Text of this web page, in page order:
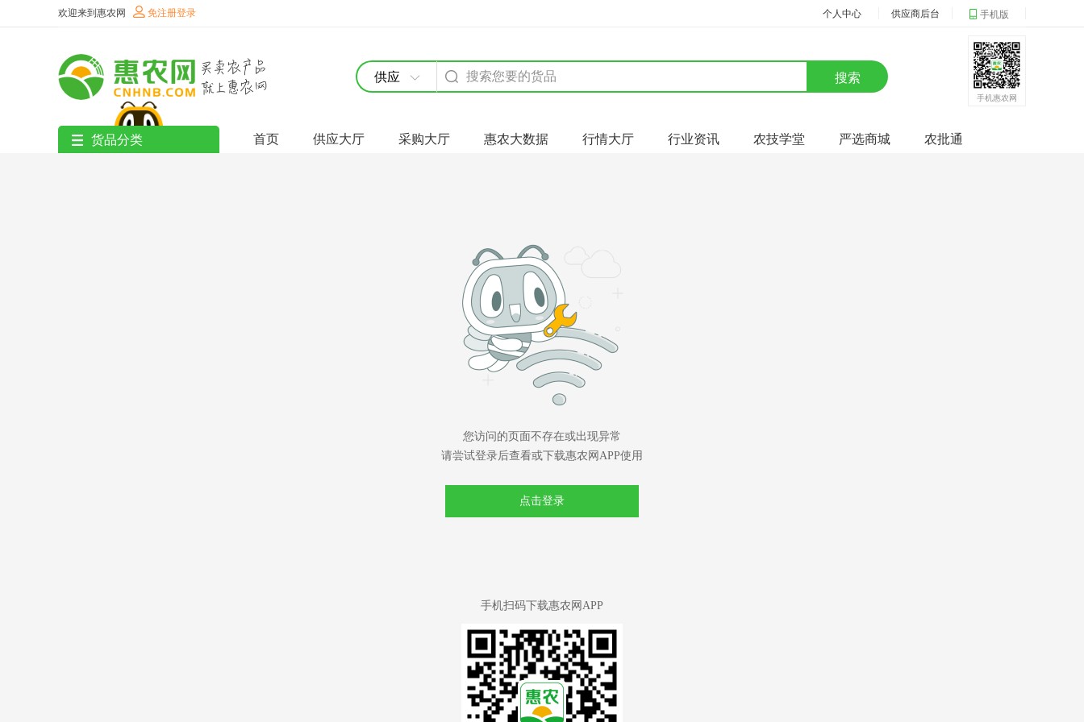
欢迎来到惠农网 免注册登录 个人中心 供应商后台 手机版
供应 搜索
手机惠农网
货品分类 首页 供应大厅 采购大厅 惠农大数据 行情大厅 行业资讯 农技学堂 严选商城 农批通
您访问的页面不存在或出现异常
请尝试登录后查看或下载惠农网APP使用
点击登录
手机扫码下载惠农网APP